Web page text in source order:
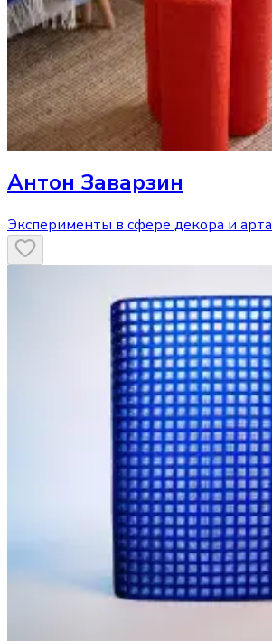
Антон Заварзин
Эксперименты в сфере декора и арта